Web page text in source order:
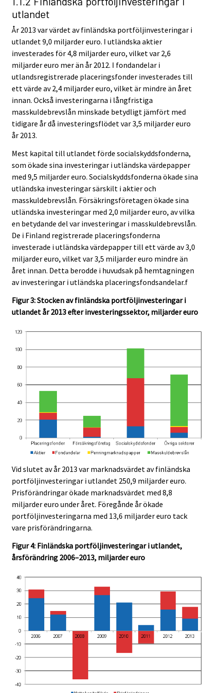
utlandet
År 2013 var värdet av finländska portföljinvesteringar i
utlandet 9,0 miljarder euro. I utländska aktier
investerades för 4,8 miljarder euro, vilket var 2,6
miljarder euro mer än år 2012. I fondandelar i
utlandsregistrerade placeringsfonder investerades till
ett värde av 2,4 miljarder euro, vilket är mindre än året
innan. Också investeringarna i långfristiga
masskuldebrevslån minskade betydligt jämfört med
tidigare år då investeringsflödet var 3,5 miljarder euro
år 2013.
Mest kapital till utlandet förde socialskyddsfonderna,
som ökade sina investeringar i utländska värdepapper
med 9,5 miljarder euro. Socialskyddsfonderna ökade sina
utländska investeringar särskilt i aktier och
masskuldebrevslån. Försäkringsföretagen ökade sina
utländska investeringar med 2,0 miljarder euro, av vilka
en betydande del var investeringar i masskuldebrevslån.
De i Finland registrerade placeringsfonderna
investerade i utländska värdepapper till ett värde av 3,0
miljarder euro, vilket var 3,5 miljarder euro mindre än
året innan. Detta berodde i huvudsak på hemtagningen
av investeringar i utländska placeringsfondsandelar.f
Figur 3: Stocken av finländska portföljinvesteringar i
utlandet år 2013 efter investeringssektor, miljarder euro
Vid slutet av år 2013 var marknadsvärdet av finländska
portföljinvesteringar i utlandet 250,9 miljarder euro.
Prisförändringar ökade marknadsvärdet med 8,8
miljarder euro under året. Föregånde år ökade
portföljinvesteringarna med 13,6 miljarder euro tack
vare prisförändringarna.
Figur 4: Finländska portföljinvesteringar i utlandet,
årsförändring 2006–2013, miljarder euro